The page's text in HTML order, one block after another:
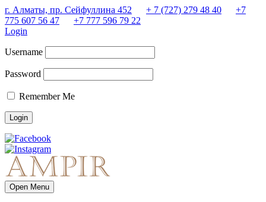
г. Алматы, пр. Сейфуллина 452 + 7 (727) 279 48 40
+7
775 607 56 47
+7 777 596 79 22
Login
Username
Password
Remember Me
Open Menu